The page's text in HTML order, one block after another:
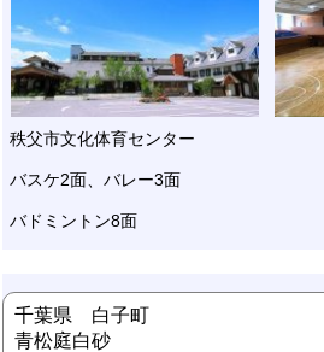
秩父市文化体育センター
バスケ2面、バレー3面
バドミントン8面
千葉県 白子町
青松庭白砂